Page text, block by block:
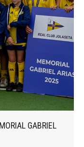
GABRIEL